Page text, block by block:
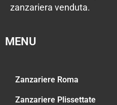
zanzariera venduta.
MENU
Zanzariere Roma
Zanzariere Plissettate